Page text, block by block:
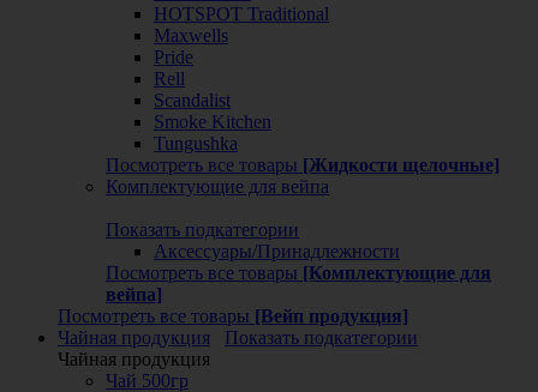
HOTSPOT Traditional
Maxwells
Pride
Rell
Scandalist
Smoke Kitchen
Tungushka
Посмотреть все товары [Жидкости щелочные]
Комплектующие для вейпа
Показать подкатегории
Аксессуары/Принадлежности
Посмотреть все товары [Комплектующие для
вейпа]
Посмотреть все товары [Вейп продукция]
Чайная продукция
Показать подкатегории
Чайная продукция
Чай 500гр